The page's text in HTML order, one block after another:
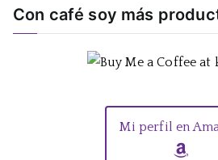
Con café soy más
Mi perfil en